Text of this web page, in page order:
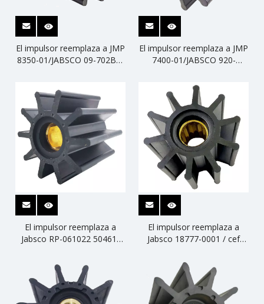
El impulsor reemplaza a JMP
8350-01/JABSCO 09-702BT-
El impulsor reemplaza a JMP
7400-01/JABSCO 920-
1028B/KASHIYAMA SP-
70/SHERWOOD 18200K
El impulsor reemplaza a
Jabsco RP-061022 50461-
El impulsor reemplaza a
Jabsco 18777-0001 / cef